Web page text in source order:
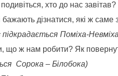
хто до нас
бажають дізнатися, які ж
Помiха-Невмiха
що ж нам робити? Як
Сорока – Білобока)